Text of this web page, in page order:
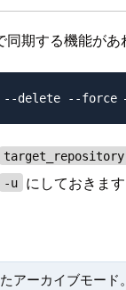
期する機能が
target_repository
-u にしておきま
アーカイブモー